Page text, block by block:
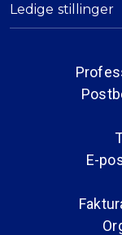
Ledige stillinger
E-